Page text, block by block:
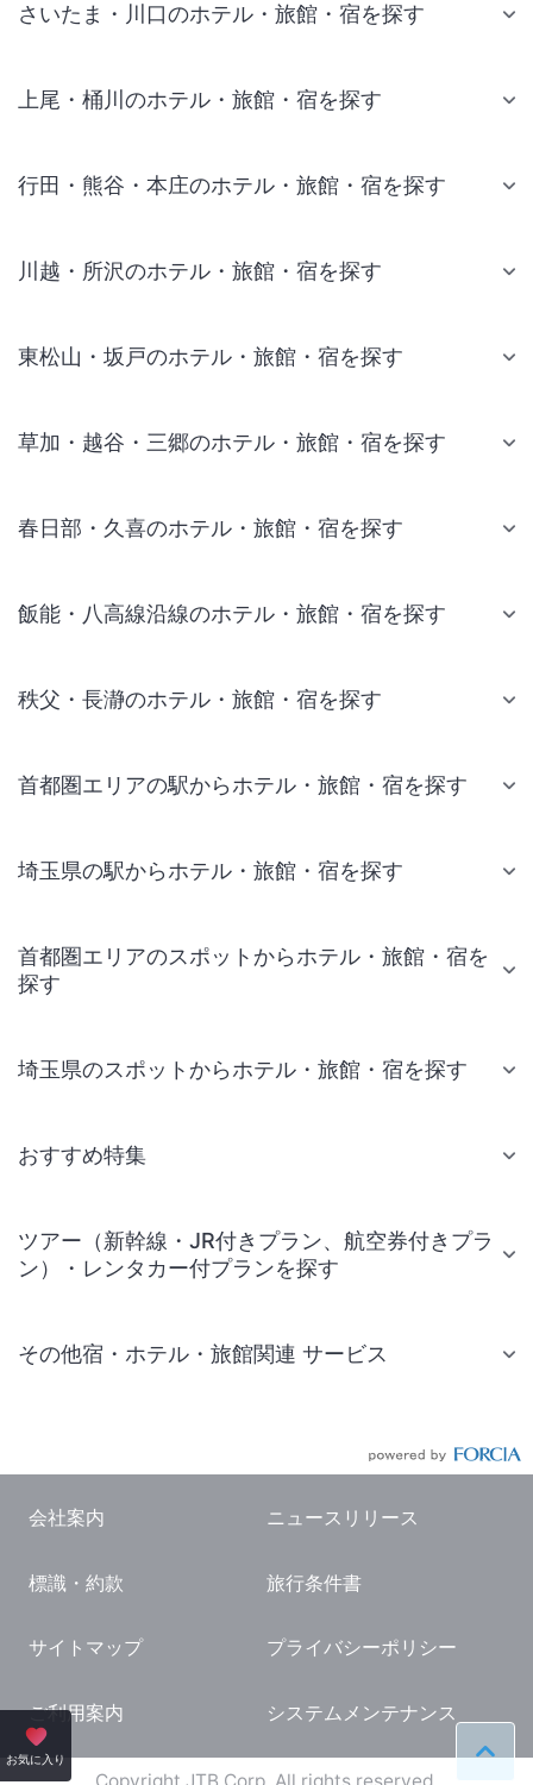
お気に入り ペー
さいたま・川口のホテル・旅館・宿を探す
上尾・桶川のホテル・旅館・宿を探す
行田・熊谷・本庄のホテル・旅館・宿を探す
川越・所沢のホテル・旅館・宿を探す
東松山・坂戸のホテル・旅館・宿を探す
草加・越谷・三郷のホテル・旅館・宿を探す
春日部・久喜のホテル・旅館・宿を探す
飯能・八高線沿線のホテル・旅館・宿を探す
秩父・長瀞のホテル・旅館・宿を探す
首都圏エリアの駅からホテル・旅館・宿を探す
埼玉県の駅からホテル・旅館・宿を探す
首都圏エリアのスポットからホテル・旅館・宿を
探す
埼玉県のスポットからホテル・旅館・宿を探す
おすすめ特集
ツアー（新幹線・JR付きプラン、航空券付きプラ
ン）・レンタカー付プランを探す
その他宿・ホテル・旅館関連 サービス
国内観光ガイド
旅行・観光情報
会社案内 ニュースリリース
標識・約款 旅行条件書
サイトマップ プライバシーポリシー
ご利用案内 システムメンテナンス